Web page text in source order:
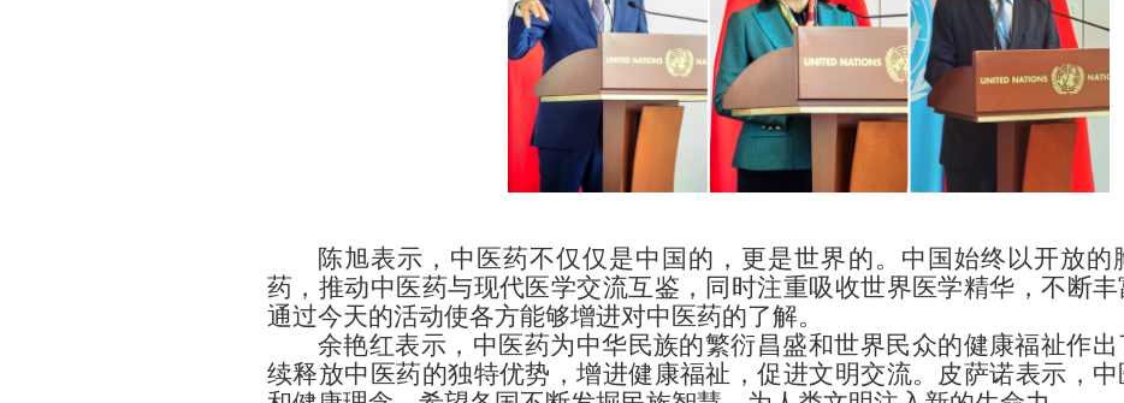
陈旭表示，中医药不仅仅是中国的，更是世界的。中国始终以开放的
药，推动中医药与现代医学交流互鉴，同时注重吸收世界医学精华，不断
通过今天的活动使各方能够增进对中医药的了解。
余艳红表示，中医药为中华民族的繁衍昌盛和世界民众的健康福祉作
续释放中医药的独特优势，增进健康福祉，促进文明交流。皮萨诺表示，